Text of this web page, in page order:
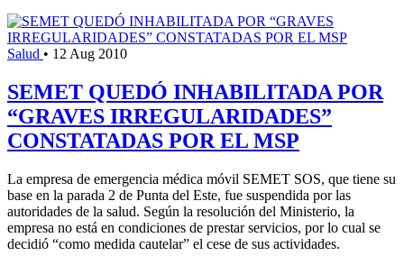
Salud • 12 Aug 2010
SEMET QUEDÓ INHABILITADA POR
“GRAVES IRREGULARIDADES”
CONSTATADAS POR EL MSP
La empresa de emergencia médica móvil SEMET SOS, que tiene su
base en la parada 2 de Punta del Este, fue suspendida por las
autoridades de la salud. Según la resolución del Ministerio, la
empresa no está en condiciones de prestar servicios, por lo cual se
decidió “como medida cautelar” el cese de sus actividades.